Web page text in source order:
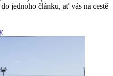
jednoho článku, ať vás na cestě